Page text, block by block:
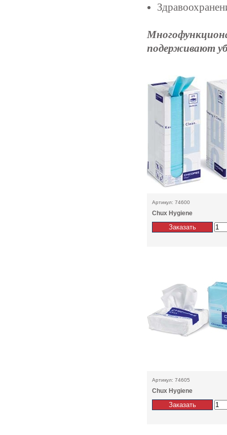
подерживают
Артикул: 74600
Chux Hygiene
Артикул: 74605
Chux Hygiene